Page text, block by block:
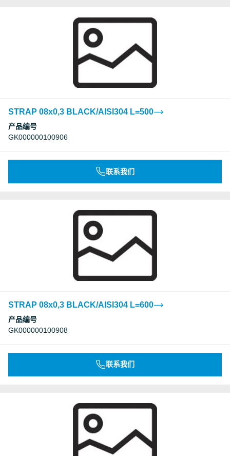
STRAP 08x0,3 BLACK/AISI304 L=500
产品编号
GK000000100906
联系我们
STRAP 08x0,3 BLACK/AISI304 L=600
产品编号
GK000000100908
联系我们